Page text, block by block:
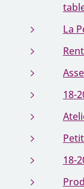
La
18-
18-